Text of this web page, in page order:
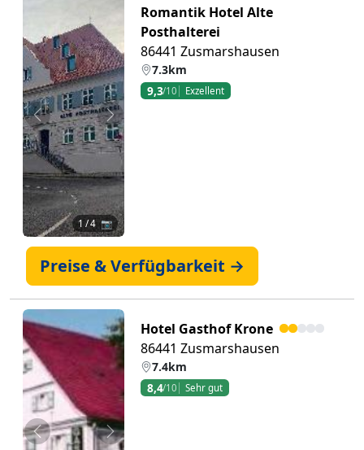
Zurück Weiter
1 / 4 📷
Romantik Hotel Alte
Posthalterei
86441 Zusmarshausen
7.3km
9,3/10 Exzellent
Preise & Verfügbarkeit →
Zurück Weiter
Hotel Gasthof Krone
86441 Zusmarshausen
7.4km
8,4/10 Sehr gut